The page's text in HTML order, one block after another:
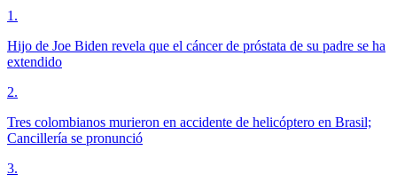
1 .
Hijo de Joe Biden revela que el cáncer de próstata de su padre se ha
extendido
2.
Tres colombianos murieron en accidente de helicóptero en Brasil;
Cancillería se pronunció
3.